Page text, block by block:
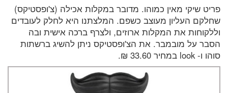
פריט שיקי מאין כמוהו. מדובר במקלות אכילה (צ'ופסטיקס)
שחלקם העליון מעוצב כשפם. המלצתנו היא לחלק לעובדים
וללקוחות את המקלות ארוזים, ולצרף ברכה אישית ובה
הסבר על מובמבר. את הצ'ופסטיקס ניתן להשיג ברשתות
סוהו ו- look במחיר 33.60 ₪.